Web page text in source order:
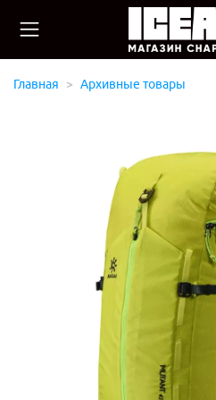
Главная Архивные товары